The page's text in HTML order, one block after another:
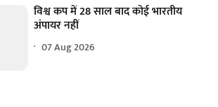
विश्व कप में 28 साल बाद कोई भारतीय
अंपायर नहीं
07 Aug 2026